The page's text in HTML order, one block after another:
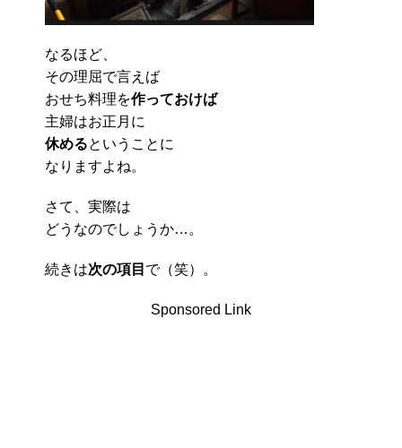
なるほど、
その理屈で言えば
おせち料理を作っておけば
主婦はお正月に
休めるということに
なりますよね。
さて、実際は
どうなのでしょうか…。
続きは次の項目 で（笑）。
Sponsored Link